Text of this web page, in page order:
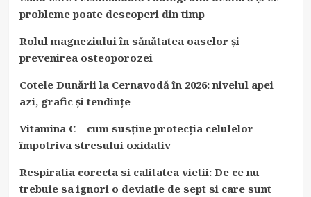
probleme poate descoperi din timp
Rolul magneziului în sănătatea oaselor și
prevenirea osteoporozei
Cotele Dunării la Cernavodă în 2026: nivelul apei
azi, grafic și tendințe
Vitamina C – cum susține protecția celulelor
împotriva stresului oxidativ
Respiratia corecta si calitatea vietii: De ce nu
trebuie sa ignori o deviatie de sept si care sunt